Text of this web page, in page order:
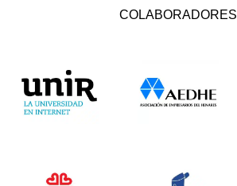
COLABORADORES